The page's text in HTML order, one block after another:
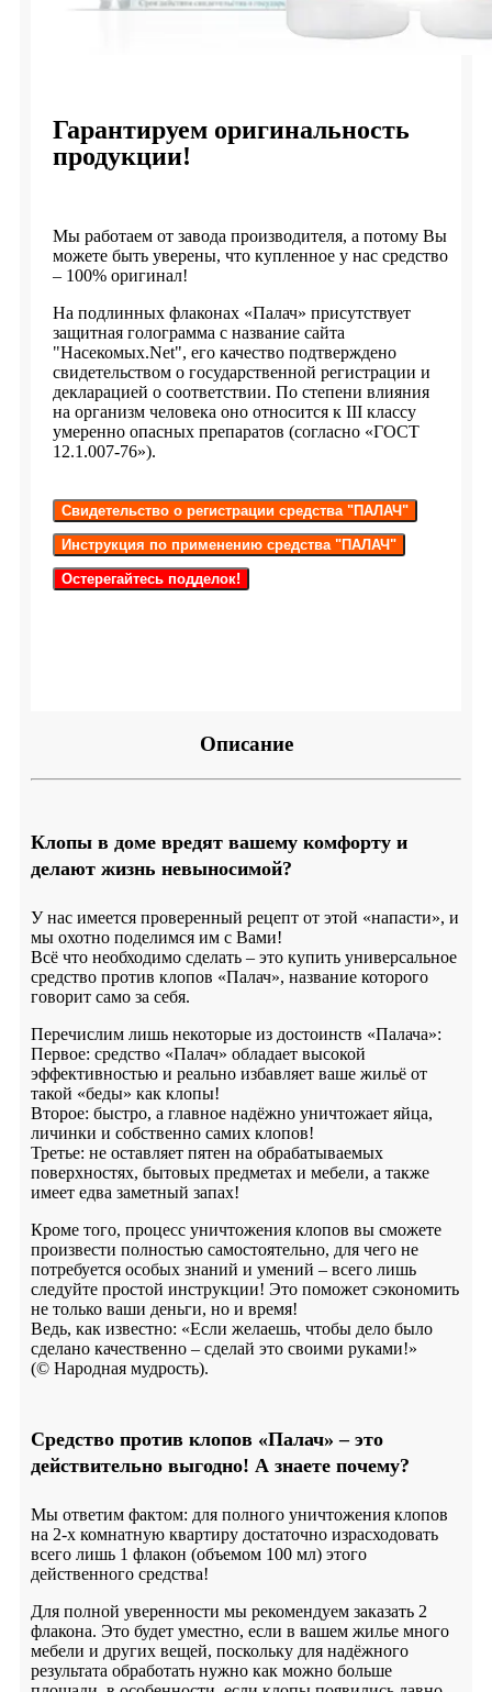
Гарантируем оригинальность
продукции!
Мы работаем от завода производителя, а потому Вы
можете быть уверены, что купленное у нас средство
– 100% оригинал!
На подлинных флаконах «Палач» присутствует
защитная голограмма с название сайта
"Насекомых.Net", его качество подтверждено
свидетельством о государственной регистрации и
декларацией о соответствии. По степени влияния
на организм человека оно относится к III классу
умеренно опасных препаратов (согласно «ГОСТ
12.1.007-76»).
Свидетельство о регистрации средства "ПАЛАЧ"
Инструкция по применению средства "ПАЛАЧ"
Остерегайтесь подделок!
Описание
Клопы в доме вредят вашему комфорту и
делают жизнь невыносимой?
У нас имеется проверенный рецепт от этой «напасти», и
мы охотно поделимся им с Вами!
Всё что необходимо сделать – это купить универсальное
средство против клопов «Палач», название которого
говорит само за себя.
Перечислим лишь некоторые из достоинств «Палача»:
Первое: средство «Палач» обладает высокой
эффективностью и реально избавляет ваше жильё от
такой «беды» как клопы!
Второе: быстро, а главное надёжно уничтожает яйца,
личинки и собственно самих клопов!
Третье: не оставляет пятен на обрабатываемых
поверхностях, бытовых предметах и мебели, а также
имеет едва заметный запах!
Кроме того, процесс уничтожения клопов вы сможете
произвести полностью самостоятельно, для чего не
потребуется особых знаний и умений – всего лишь
следуйте простой инструкции! Это поможет сэкономить
не только ваши деньги, но и время!
Ведь, как известно: «Если желаешь, чтобы дело было
сделано качественно – сделай это своими руками!»
(© Народная мудрость).
Средство против клопов «Палач» – это
действительно выгодно! А знаете почему?
Мы ответим фактом: для полного уничтожения клопов
на 2-х комнатную квартиру достаточно израсходовать
всего лишь 1 флакон (объемом 100 мл) этого
действенного средства!
Для полной уверенности мы рекомендуем заказать 2
флакона. Это будет уместно, если в вашем жилье много
мебели и других вещей, поскольку для надёжного
результата обработать нужно как можно больше